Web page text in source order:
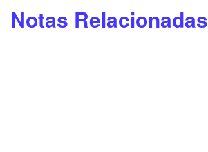
Notas Relacionadas